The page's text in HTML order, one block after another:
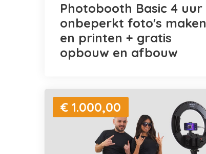
Photobooth Basic 4 uur
onbeperkt foto's maken
en printen + gratis
opbouw en afbouw
€ 1.000,00